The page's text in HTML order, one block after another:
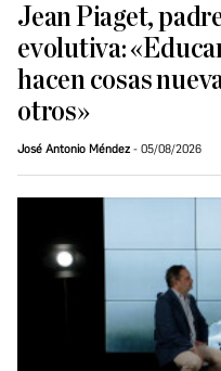
Jean Piaget,
evolutiva:
hacen cosas
otros»
José Antonio Méndez 05/08/2026